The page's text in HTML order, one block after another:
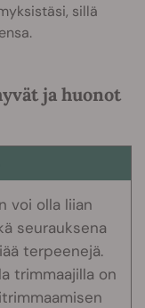
sillä
ja huonot
voi olla liian
seurauksena
terpeenejä.
trimmaajilla on